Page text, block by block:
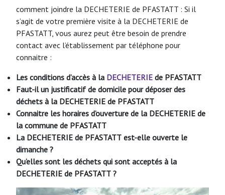
comment joindre la DECHETERIE de PFASTATT : Si il
s’agit de votre première visite à la DECHETERIE de
PFASTATT, vous aurez peut être besoin de prendre
contact avec l’établissement par téléphone pour
connaitre :
Les conditions d’accès à la DECHETERIE de PFASTATT
Faut-il un justificatif de domicile pour déposer des
déchets à la DECHETERIE de PFASTATT
Connaitre les horaires d’ouverture de la DECHETERIE de
la commune de PFASTATT
La DECHETERIE de PFASTATT est-elle ouverte le
dimanche ?
Qu’elles sont les déchets qui sont acceptés à la
DECHETERIE de PFASTATT ?